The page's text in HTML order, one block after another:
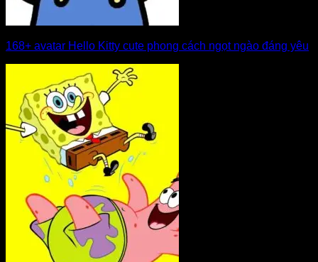
168+ avatar Hello Kitty cute phong cách ngọt ngào đáng yêu